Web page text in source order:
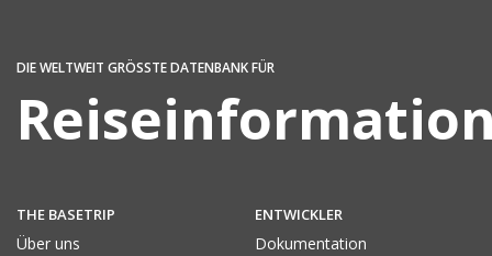
DIE WELTWEIT GRÖSSTE DATENBANK FÜR
THE BASETRIP
Über uns
ENTWICKLER
Dokumentation